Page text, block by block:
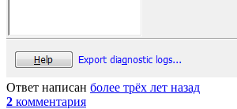
Ответ написан более трёх лет назад
2 комментария